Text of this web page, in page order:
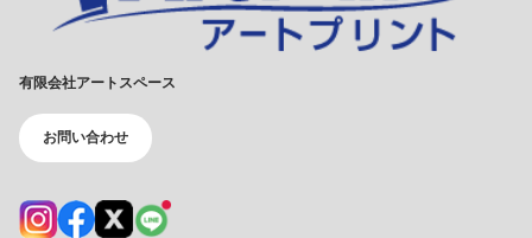
有限会社アートスペース
お問い合わせ